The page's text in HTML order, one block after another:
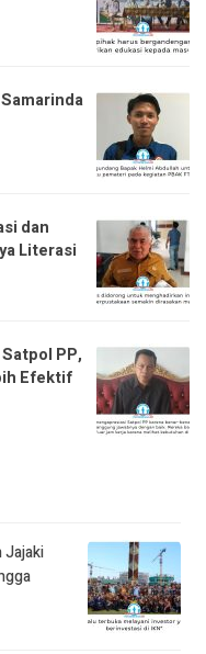
Samarinda
dan
Literasi
PP,
Efektif
Jajaki